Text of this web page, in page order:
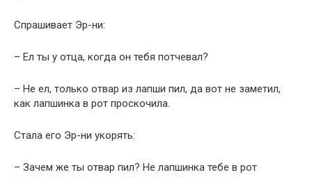
Спрашивает Эр-ни:
– Ел ты у отца, когда он тебя потчевал?
– Не ел, только отвар из лапши пил, да вот не заметил,
как лапшинка в рот проскочила.
Стала его Эр-ни укорять:
– Зачем же ты отвар пил? Не лапшинка тебе в рот